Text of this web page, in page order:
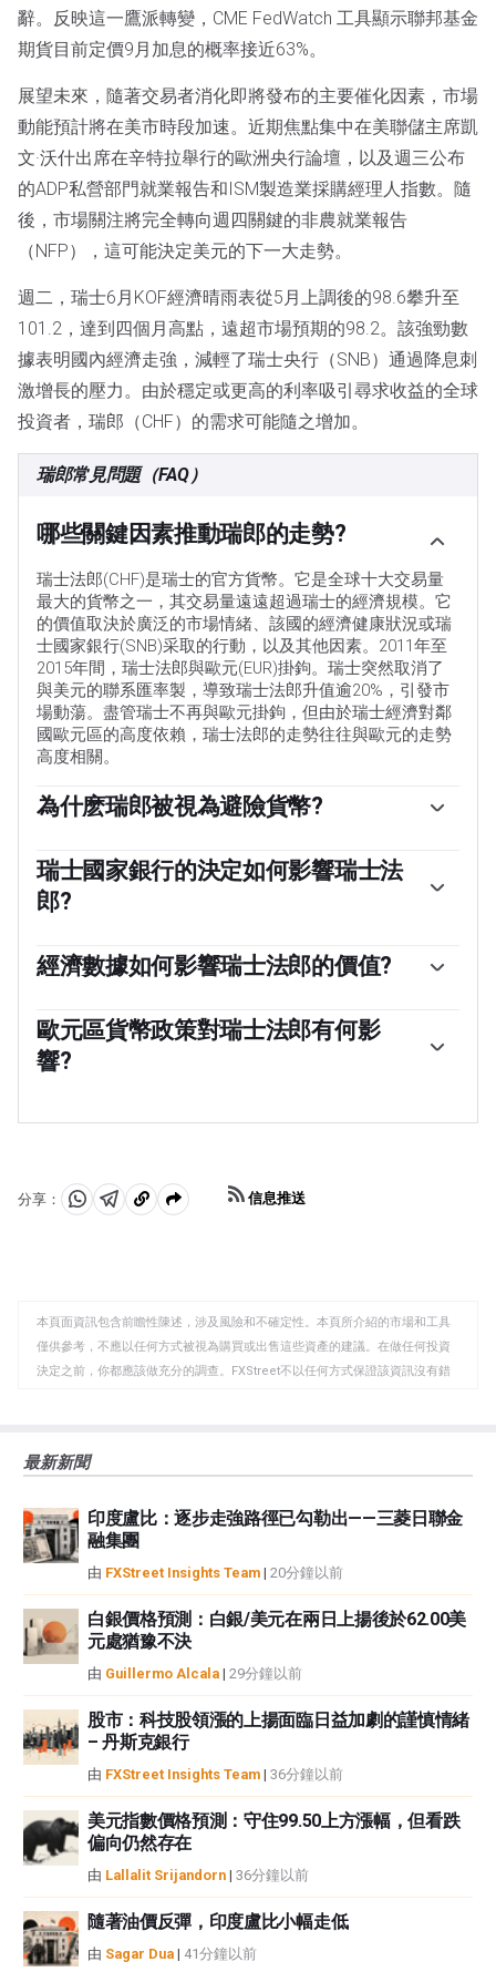
辭。反映這一鷹派轉變，CME FedWatch 工具顯示聯邦基金
期貨目前定價9月加息的概率接近63%。
展望未來，隨著交易者消化即將發布的主要催化因素，市場
動能預計將在美市時段加速。近期焦點集中在美聯儲主席凱
文·沃什出席在辛特拉舉行的歐洲央行論壇，以及週三公布
的ADP私營部門就業報告和ISM製造業採購經理人指數。隨
後，市場關注將完全轉向週四關鍵的非農就業報告
（NFP），這可能決定美元的下一大走勢。
週二，瑞士6月KOF經濟晴雨表從5月上調後的98.6攀升至
101.2，達到四個月高點，遠超市場預期的98.2。該強勁數
據表明國內經濟走強，減輕了瑞士央行（SNB）通過降息刺
激增長的壓力。由於穩定或更高的利率吸引尋求收益的全球
投資者，瑞郎（CHF）的需求可能隨之增加。
瑞郎常見問題（FAQ）
哪些關鍵因素推動瑞郎的走勢?
瑞士法郎(CHF)是瑞士的官方貨幣。它是全球十大交易量
最大的貨幣之一，其交易量遠遠超過瑞士的經濟規模。它
的價值取決於廣泛的市場情緒、該國的經濟健康狀況或瑞
士國家銀行(SNB)采取的行動，以及其他因素。2011年至
2015年間，瑞士法郎與歐元(EUR)掛鉤。瑞士突然取消了
與美元的聯系匯率製，導致瑞士法郎升值逾20%，引發市
場動蕩。盡管瑞士不再與歐元掛鉤，但由於瑞士經濟對鄰
國歐元區的高度依賴，瑞士法郎的走勢往往與歐元的走勢
高度相關。
為什麽瑞郎被視為避險貨幣?
緊張時傾向於購買的貨幣。這是由於瑞士在世界上的地位:
穩定的經濟、強勁的出口部門、龐大的央行儲備，以及在
全球沖突中長期保持中立的政治立場，使瑞士貨幣成為投
其他被視為投資風險更高的貨幣升值。
瑞士國家銀行的決定如何影響瑞士法
郎?
於其他主要央行——來決定貨幣政策。央行的目標是將年通
脹率控製在2%以下。當通貨膨脹高於目標或預計在可預見
價格增長。較高的利率通常對瑞士法郎(CHF)有利，因為
它們會導致更高的收益率，使該國對投資者更具吸引力。
相反，較低的利率往往會削弱瑞郎。
經濟數據如何影響瑞士法郎的價值?
影響瑞士法郎(CHF)的估值。瑞士經濟總體穩定，但經濟
增長、通貨膨脹、經常賬戶或央行外匯儲備的任何突然變
化都有可能引發瑞郎的波動。總體而言，經濟高增長、低
歐元區貨幣政策對瑞士法郎有何影
響?
濟體的健康發展。歐盟是瑞士的主要經濟夥伴和重要的政
賴性，一些模型表明，歐元(EUR)和瑞士法郎的命運之間的
相關性超過90%，或者接近完美。
分享：
分 分 複
板
信息推送
本頁面資訊包含前瞻性陳述，涉及風險和不確定性。本頁所介紹的市場和工具
僅供參考，不應以任何方式被視為購買或出售這些資產的建議。在做任何投資
決定之前，你都應該做充分的調查。FXStreet不以任何方式保證該資訊沒有錯
觀點，並不代表FXStreet或其廣告商的官方政策或立場。作者不對本頁連結的
如果文章正文中沒有明確提到，在撰寫本文時，作者在本文中提到的任何股票
中都沒有頭寸，也沒有與文中提到的任何公司有業務關係。除了FXStreet，作
者沒有收到撰寫這篇文章的報酬。
性不作任何陳述。FXStreet和作者將不承擔任何錯誤，遺漏或任何損失，傷害
或損害由此資訊及其顯示或使用引起的。錯誤和遺漏除外。本文作者和
FXStreet並非註冊投資顧問，本文內容無意提供任何投資建議。
最新新聞
印度盧比：逐步走強路徑已勾勒出——三菱日聯金
融集團
由 FXStreet Insights Team | 20分鐘以前
白銀價格預測：白銀/美元在兩日上揚後於62.00美
元處猶豫不決
由 Guillermo Alcala | 29分鐘以前
股市：科技股領漲的上揚面臨日益加劇的謹慎情緒
– 丹斯克銀行
由 FXStreet Insights Team | 36分鐘以前
美元指數價格預測：守住99.50上方漲幅，但看跌
偏向仍然存在
由 Lallalit Srijandorn | 36分鐘以前
隨著油價反彈，印度盧比小幅走低
由 Sagar Dua | 41分鐘以前